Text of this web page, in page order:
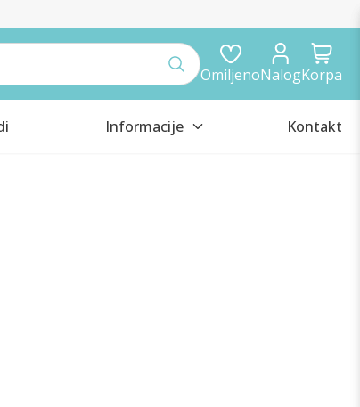
OmiljenoNalogKorpa
Informacije Kontakt